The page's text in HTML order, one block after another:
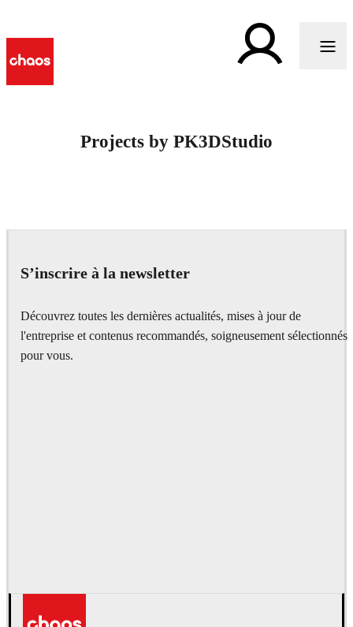
Projects by PK3DStudio
S’inscrire à la newsletter
Découvrez toutes les dernières actualités, mises à jour de
l'entreprise et contenus recommandés, soigneusement sélectionnés
pour vous.